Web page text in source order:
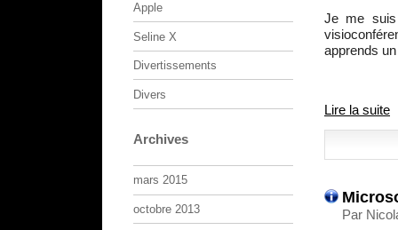
Je me suis
apprends
Lire la suite
Par
Apple
Seline X
Divertissements
Divers
Archives
mars 2015
octobre 2013